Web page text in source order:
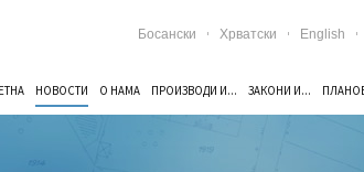
Босански Хрватски English
НОВОСТИ О НАМА ПРОИЗВОДИ И... ЗАКОНИ И...